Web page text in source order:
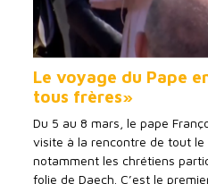
Le voyage du Pape
tous frères»
Du 5 au 8 mars, le pape
visite à la rencontre de tout
notamment les chrétiens
folie de Daech. C’est le